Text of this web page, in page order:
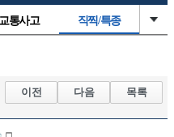
교통사고 직찍/특종
자유사진 군사/무기
이전 다음 목록